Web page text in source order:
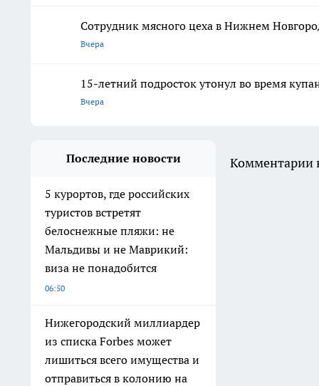
Сотрудник мясного цеха в Нижнем
Вчера
15-летний подросток утонул во время
Вчера
Последние новости
5 курортов, где российских
туристов встретят
белоснежные пляжи: не
Мальдивы и не Маврикий:
виза не понадобится
06:50
Нижегородский миллиардер
из списка Forbes может
лишиться всего имущества и
отправиться в колонию на
Комментарии